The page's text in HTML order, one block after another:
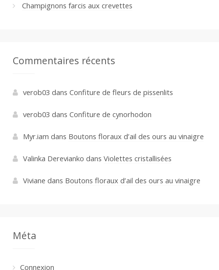
Champignons farcis aux crevettes
Commentaires récents
verob03 dans Confiture de fleurs de pissenlits
verob03 dans Confiture de cynorhodon
Myr.iam dans Boutons floraux d’ail des ours au vinaigre
Valinka Derevianko dans Violettes cristallisées
Viviane dans Boutons floraux d’ail des ours au vinaigre
Méta
Connexion